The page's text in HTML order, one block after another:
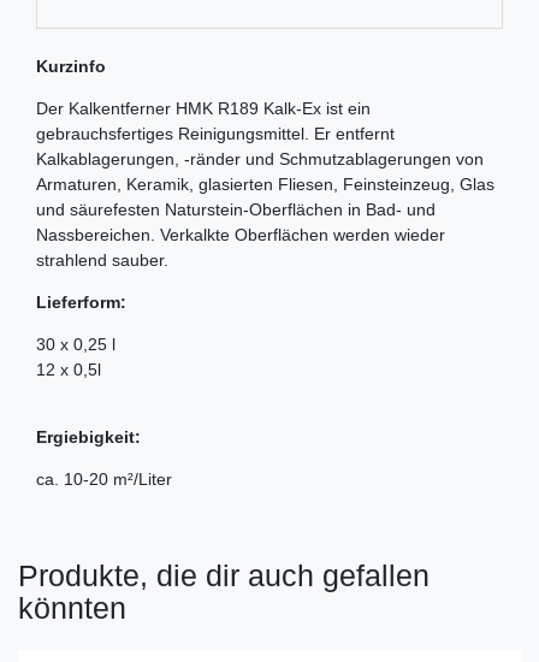
Kurzinfo
Der Kalkentferner HMK R189 Kalk-Ex ist ein
gebrauchsfertiges Reinigungsmittel. Er entfernt
Kalkablagerungen, -ränder und Schmutzablagerungen von
Armaturen, Keramik, glasierten Fliesen, Feinsteinzeug, Glas
und säurefesten Naturstein-Oberflächen in Bad- und
Nassbereichen. Verkalkte Oberflächen werden wieder
strahlend sauber.
Lieferform:
30 x 0,25 l
12 x 0,5l
Ergiebigkeit:
ca. 10-20 m²/Liter
Produkte, die dir auch gefallen
könnten